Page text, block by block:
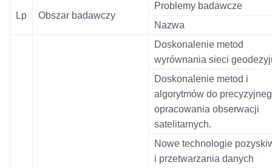
Lp Obszar badawczy
Problemy badawcze
Nazwa
Doskonalenie metod
wyrównania sieci
Doskonalenie metod i
algorytmów do
opracowania obserwacji
satelitarnych.
Nowe technologie
i przetwarzania danych